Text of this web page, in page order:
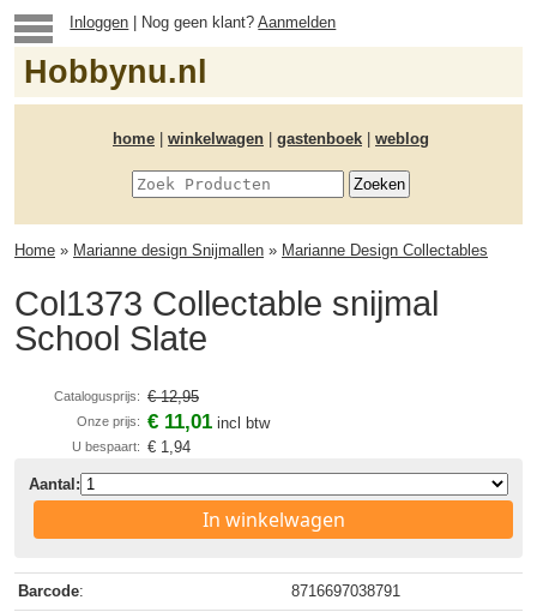
Inloggen | Nog geen klant?Aanmelden
Hobbynu.nl
home winkelwagen gastenboek weblog
Home » Marianne design Snijmallen » Marianne Design Collectables
Col1373 Collectable snijmal
School Slate
Catalogusprijs: € 12,95
Onze prijs: € 11,01 incl btw
U bespaart: € 1,94
Aantal:
In winkelwagen
Barcode: 8716697038791